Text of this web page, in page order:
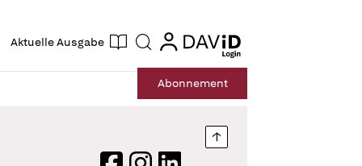
Aktuelle Ausgabe Suche login
login
Abonnement
Nach oben springen
FacebookInstagram
LinkedIn